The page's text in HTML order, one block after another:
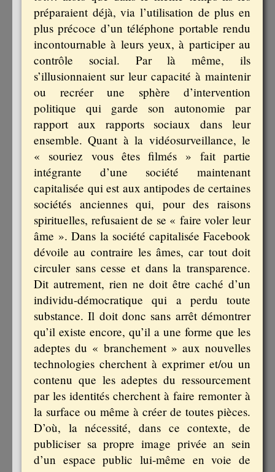
préparaient déjà, via l’utilisation de plus en
plus précoce d’un téléphone portable rendu
incontournable à leurs yeux, à participer au
contrôle social. Par là même, ils
s’illusionnaient sur leur capacité à maintenir
ou recréer une sphère d’intervention
politique qui garde son autonomie par
rapport aux rapports sociaux dans leur
ensemble. Quant à la vidéosurveillance, le
« souriez vous êtes filmés » fait partie
intégrante d’une société maintenant
capitalisée qui est aux antipodes de certaines
sociétés anciennes qui, pour des raisons
spirituelles, refusaient de se « faire voler leur
âme ». Dans la société capitalisée Facebook
dévoile au contraire les âmes, car tout doit
circuler sans cesse et dans la transparence.
Dit autrement, rien ne doit être caché d’un
individu-démocratique qui a perdu toute
substance. Il doit donc sans arrêt démontrer
qu’il existe encore, qu’il a une forme que les
adeptes du « branchement » aux nouvelles
technologies cherchent à exprimer et/ou un
contenu que les adeptes du ressourcement
par les identités cherchent à faire remonter à
la surface ou même à créer de toutes pièces.
D’où, la nécessité, dans ce contexte, de
publiciser sa propre image privée an sein
d’un espace public lui-même en voie de